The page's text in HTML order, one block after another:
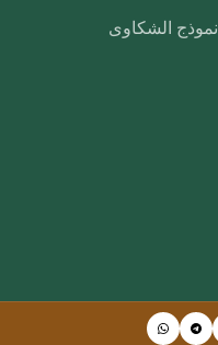
نموذج الشكاوى